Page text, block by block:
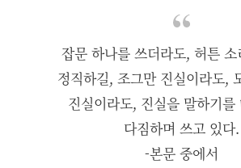
잡문 하나를 쓰더라도, 허튼
정직하길, 조그만 진실이라도,
진실이라도, 진실을 말하기를
다짐하며 쓰고 있다.
-본문 중에서